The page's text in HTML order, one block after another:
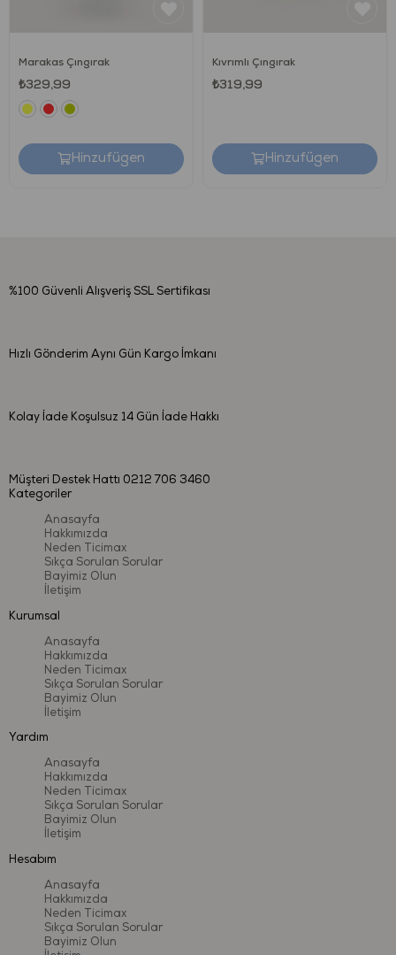
Ürünü kullanmadan önce uyarıları dikkatlice okuyunuz!
Ürünün, tüm paketleme malzemelerini sökmeden
Her kullanımdan önce tüm parçaları dikkatlice kontrol ediniz.
Ürün hasar görmüş veya deforme olmuş ise kullanmayınız.
Serin ve kuru bir yerde saklayınız.
Temizlenmesi kolaydır. Ilık sabunlu su veya temiz nemli bir
kaynatarak sterilize etmeye çalışmayınız. Ürün formunu
Çözücü ve benzeri maddeleri kesinlikle kullanmayınız.
Türkiye’de üretilmiştir.
İçerik ve renkler, belirtilen özelliklerle farklılık gösterebilir.
Ürünün hangi yaş grubu için uygun olduğu bilgisi kutunun ön
yüzünde belirtilmiştir. "m" harfi ile belirtilen sayılar "ay"
anlamına gelmektedir.
Lütfen ambalajı geri dönüşüme kazandırınız.
Bu bilgileri referans için saklayınız.
Marakas Çıngırak
₺329,99
Hinzufügen
Kıvrımlı Çıngırak
₺319,99
Hinzufügen
%100 Güvenli Alışveriş SSL Sertifikası
Hızlı Gönderim Aynı Gün Kargo İmkanı
Kolay İade Koşulsuz 14 Gün İade Hakkı
Müşteri Destek Hattı 0212 706 3460
Kategoriler
Anasayfa
Hakkımızda
Neden Ticimax
Sıkça Sorulan Sorular
Bayimiz Olun
İletişim
Kurumsal
Anasayfa
Hakkımızda
Neden Ticimax
Sıkça Sorulan Sorular
Bayimiz Olun
İletişim
Yardım
Anasayfa
Hakkımızda
Neden Ticimax
Sıkça Sorulan Sorular
Bayimiz Olun
İletişim
Hesabım
Anasayfa
Hakkımızda
Neden Ticimax
Sıkça Sorulan Sorular
Bayimiz Olun